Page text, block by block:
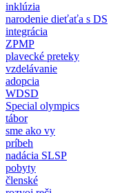
inklúzia
narodenie dieťaťa s DS
integrácia
ZPMP
plavecké preteky
vzdelávanie
adopcia
WDSD
Special olympics
tábor
sme ako vy
príbeh
nadácia SLSP
pobyty
členské